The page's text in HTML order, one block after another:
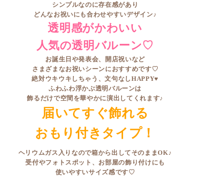
シンプルなのに存在感があり
どんなお祝いにも合わせやすいデザイン♪
透明感がかわいい
人気の透明バルーン♡
お誕生日や発表会、開店祝いなど
さまざまなお祝いシーンにおすすめです♡
絶対ウキウキしちゃう、文句なしHAPPY♥
ふわふわ浮かぶ透明バルーンは
飾るだけで空間を華やかに演出してくれます♪
届いてすぐ飾れる
おもり付きタイプ！
ヘリウムガス入りなので箱から出してそのままOK♪
受付やフォトスポット、お部屋の飾り付けにも
使いやすいサイズ感です♡